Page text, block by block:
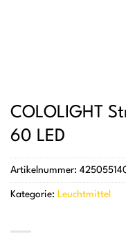
COLOLIGHT
60 LED
Artikelnummer:
Kategorie: Leuchtmittel